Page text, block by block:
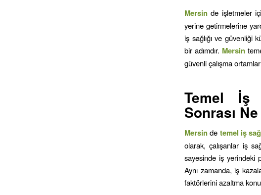
Mersinde işletmeler
yerine getirmelerine
iş sağlığı ve güvenliği
bir adımdır. Mersin
güvenli çalışma
Temel İş
Sonrası
Mersinde temel iş
olarak, çalışanlar iş
sayesinde iş yerindeki
Aynı zamanda, iş
faktörlerini azaltma